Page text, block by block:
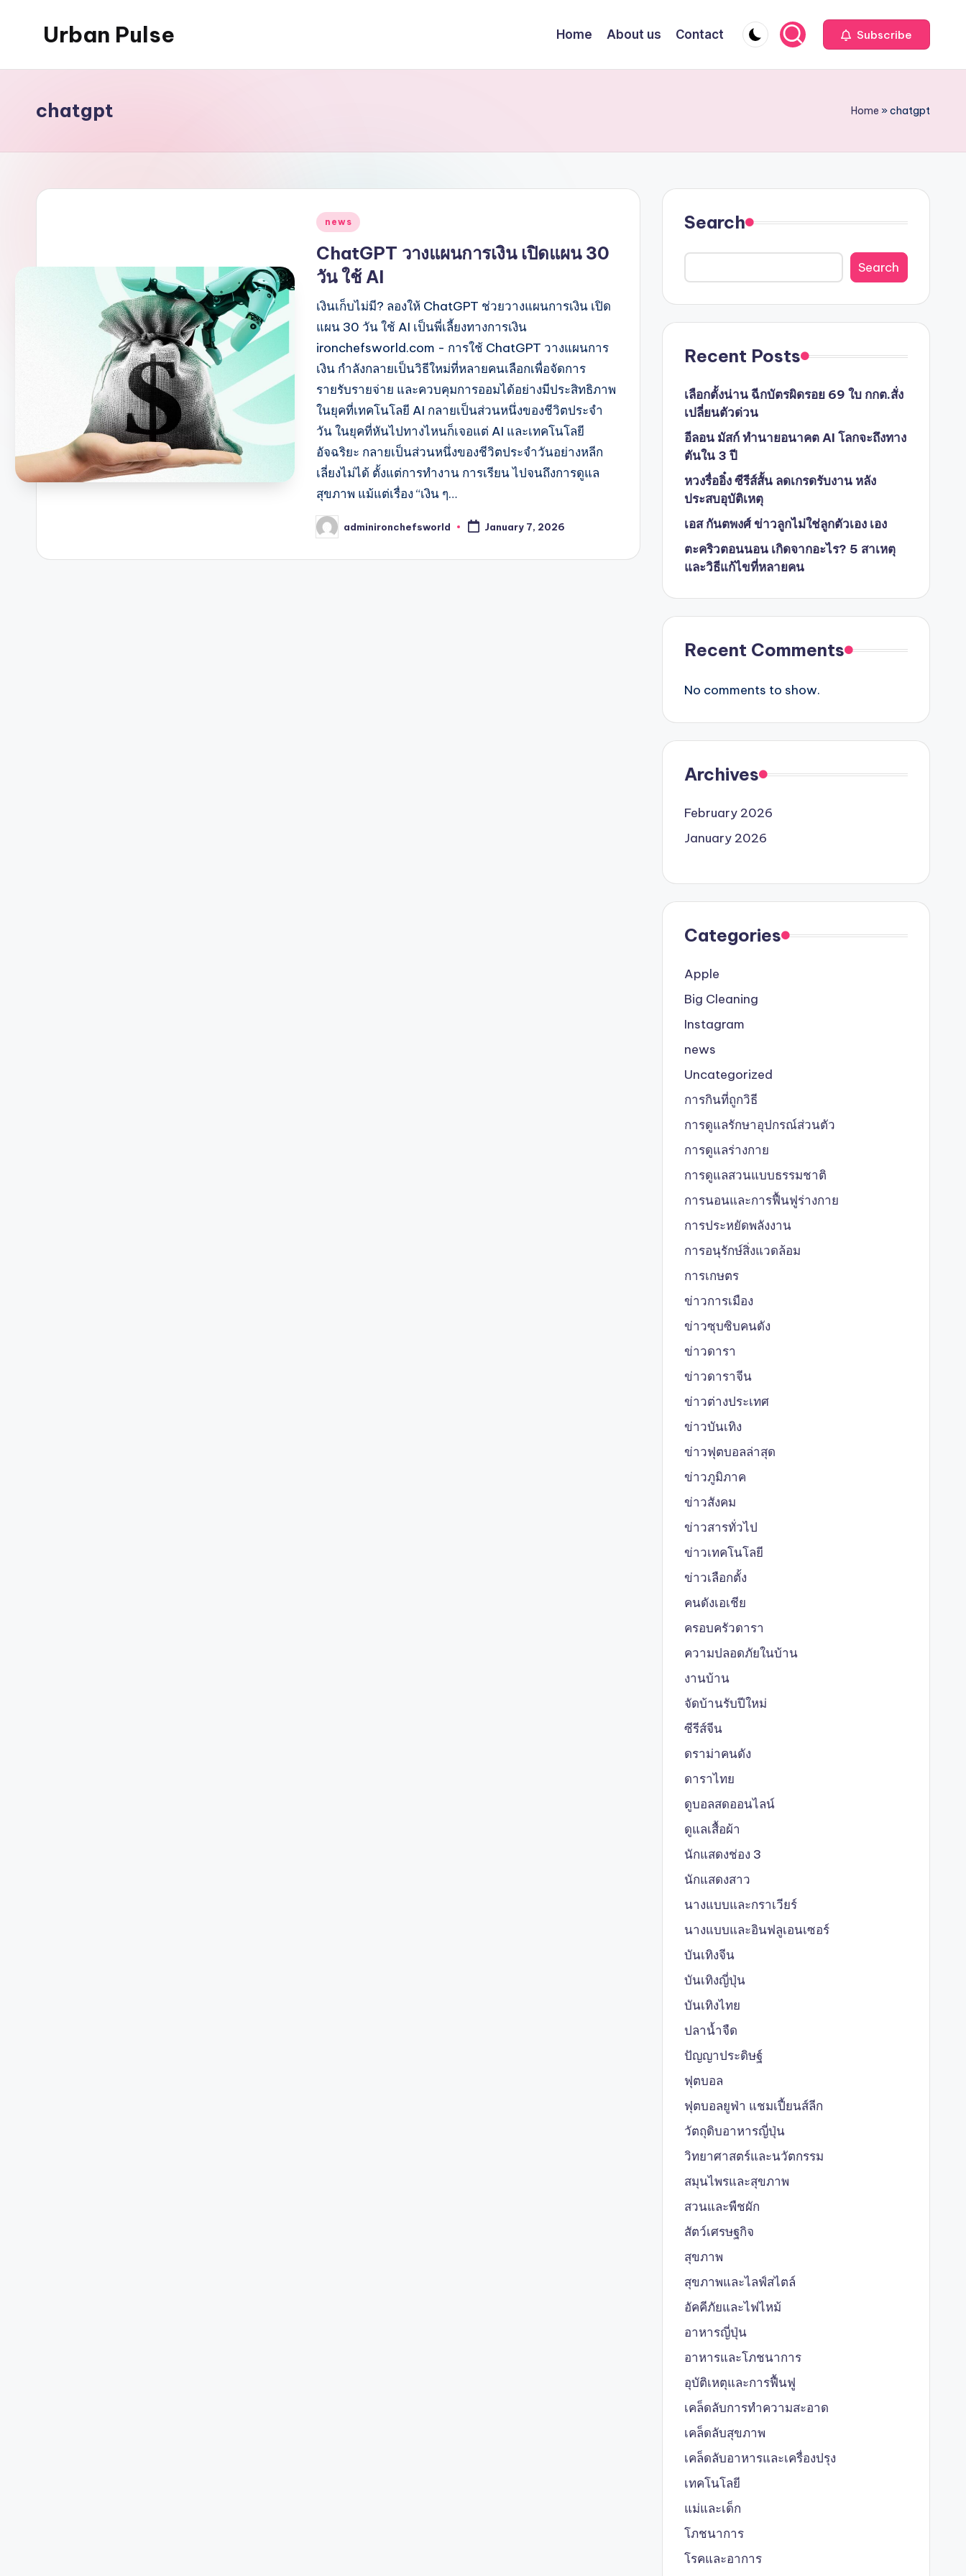
Urban Pulse Home About us Contact Subscribe
chatgpt Home »chatgpt
Posted
news
ChatGPT วางแผนการเงิน เปิดแผน 30
วัน ใช้ AI
เงินเก็บไม่มี? ลองให้ ChatGPT ช่วยวางแผนการเงิน เปิด
แผน 30 วัน ใช้ AI เป็นพี่เลี้ยงทางการเงิน
ironchefsworld.com - การใช้ ChatGPT วางแผนการ
เงิน กำลังกลายเป็นวิธีใหม่ที่หลายคนเลือกเพื่อจัดการ
รายรับรายจ่าย และควบคุมการออมได้อย่างมีประสิทธิภาพ
ในยุคที่เทคโนโลยี AI กลายเป็นส่วนหนึ่งของชีวิตประจำ
วัน ในยุคที่หันไปทางไหนก็เจอแต่ AI และเทคโนโลยี
อัจฉริยะ กลายเป็นส่วนหนึ่งของชีวิตประจำวันอย่างหลีก
เลี่ยงไม่ได้ ตั้งแต่การทำงาน การเรียน ไปจนถึงการดูแล
สุขภาพ แม้แต่เรื่อง “เงิน ๆ…
Posted
by
adminironchefsworld January 7, 2026
Search
Search
Recent Posts
เลือกตั้งน่าน ฉีกบัตรผิดรอย 69 ใบ กกต.สั่ง
เปลี่ยนตัวด่วน
อีลอน มัสก์ ทำนายอนาคต AI โลกจะถึงทาง
ตันใน 3 ปี
หวงรื่ออิ๋ง ซีรีส์สั้น ลดเกรดรับงาน หลัง
ประสบอุบัติเหตุ
เอส กันตพงศ์ ข่าวลูกไม่ใช่ลูกตัวเอง เอง
ตะคริวตอนนอน เกิดจากอะไร? 5 สาเหตุ
และวิธีแก้ไขที่หลายคน
Recent Comments
No comments to show.
Archives
February 2026
January 2026
Categories
Apple
Big Cleaning
Instagram
news
Uncategorized
การกินที่ถูกวิธี
การดูแลรักษาอุปกรณ์ส่วนตัว
การดูแลร่างกาย
การดูแลสวนแบบธรรมชาติ
การนอนและการฟื้นฟูร่างกาย
การประหยัดพลังงาน
การอนุรักษ์สิ่งแวดล้อม
การเกษตร
ข่าวการเมือง
ข่าวซุบซิบคนดัง
ข่าวดารา
ข่าวดาราจีน
ข่าวต่างประเทศ
ข่าวบันเทิง
ข่าวฟุตบอลล่าสุด
ข่าวภูมิภาค
ข่าวสังคม
ข่าวสารทั่วไป
ข่าวเทคโนโลยี
ข่าวเลือกตั้ง
คนดังเอเชีย
ครอบครัวดารา
ความปลอดภัยในบ้าน
งานบ้าน
จัดบ้านรับปีใหม่
ซีรีส์จีน
ดราม่าคนดัง
ดาราไทย
ดูบอลสดออนไลน์
ดูแลเสื้อผ้า
นักแสดงช่อง 3
นักแสดงสาว
นางแบบและกราเวียร์
นางแบบและอินฟลูเอนเซอร์
บันเทิงจีน
บันเทิงญี่ปุ่น
บันเทิงไทย
ปลาน้ำจืด
ปัญญาประดิษฐ์
ฟุตบอล
ฟุตบอลยูฟ่า แชมเปี้ยนส์ลีก
วัตถุดิบอาหารญี่ปุ่น
วิทยาศาสตร์และนวัตกรรม
สมุนไพรและสุขภาพ
สวนและพืชผัก
สัตว์เศรษฐกิจ
สุขภาพ
สุขภาพและไลฟ์สไตล์
อัคคีภัยและไฟไหม้
อาหารญี่ปุ่น
อาหารและโภชนาการ
อุบัติเหตุและการฟื้นฟู
เคล็ดลับการทำความสะอาด
เคล็ดลับสุขภาพ
เคล็ดลับอาหารและเครื่องปรุง
เทคโนโลยี
แม่และเด็ก
โภชนาการ
โรคและอาการ